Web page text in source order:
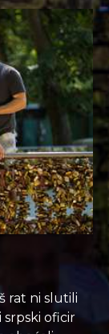
rat ni slutili
srpski oficir